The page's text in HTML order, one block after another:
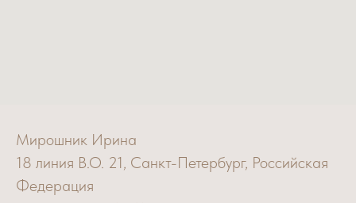
Мирошник Ирина
18 линия В.О. 21, Санкт-Петербург, Российская
Федерация